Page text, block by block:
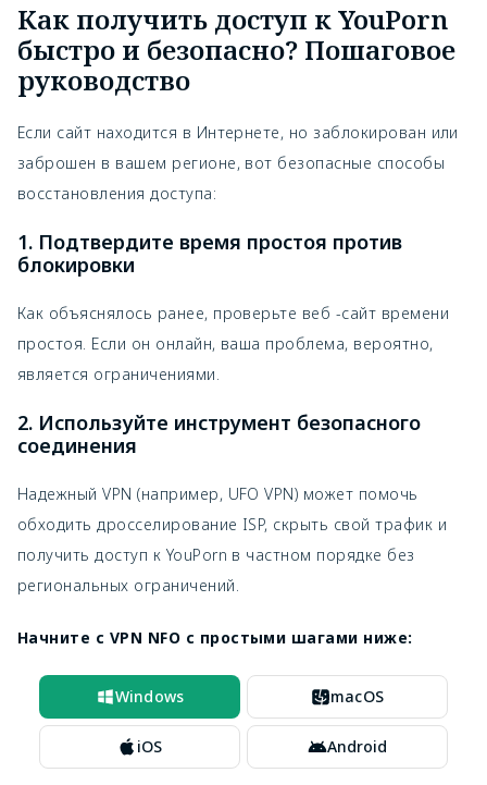
Как получить доступ к YouPorn
быстро и безопасно? Пошаговое
руководство
Если сайт находится в Интернете, но заблокирован или
заброшен в вашем регионе, вот безопасные способы
восстановления доступа:
1. Подтвердите время простоя против
блокировки
Как объяснялось ранее, проверьте веб -сайт времени
простоя. Если он онлайн, ваша проблема, вероятно,
является ограничениями.
2. Используйте инструмент безопасного
соединения
Надежный VPN (например, UFO VPN) может помочь
обходить дросселирование ISP, скрыть свой трафик и
получить доступ к YouPorn в частном порядке без
региональных ограничений.
Начните с VPN NFO с простыми шагами ниже:
Windows macOS
iOS Android